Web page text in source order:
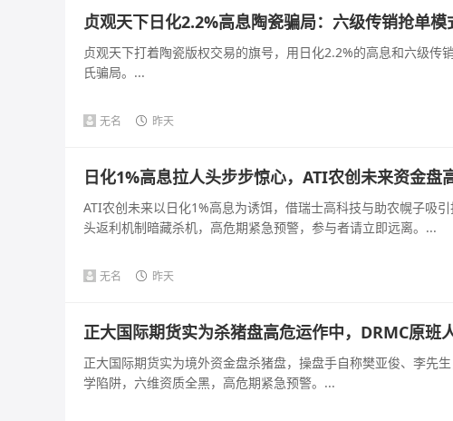
贞观天下日化2.2%高息陶瓷骗局：六级传销抢单
贞观天下打着陶瓷版权交易的旗号，用日化2.2%的高息和六级
氏骗局。...
无名 昨天
日化1%高息拉人头步步惊心，ATI农创未来资金盘
ATI农创未来以日化1%高息为诱饵，借瑞士高科技与助农幌子吸
头返利机制暗藏杀机，高危期紧急预警，参与者请立即远离。...
无名 昨天
正大国际期货实为杀猪盘高危运作中，DRMC原班
正大国际期货实为境外资金盘杀猪盘，操盘手自称樊亚俊、李先
学陷阱，六维资质全黑，高危期紧急预警。...